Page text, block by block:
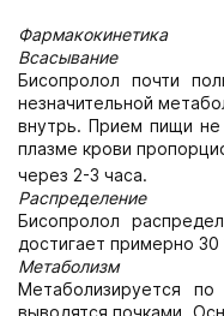
Фармакокинетика
Всасывание
Бисопролол почти
незначительной
внутрь. Прием пищи не
плазме крови
через 2-3 часа.
Распределение
Бисопролол
достигает примерно 30
Метаболизм
Метаболизируется